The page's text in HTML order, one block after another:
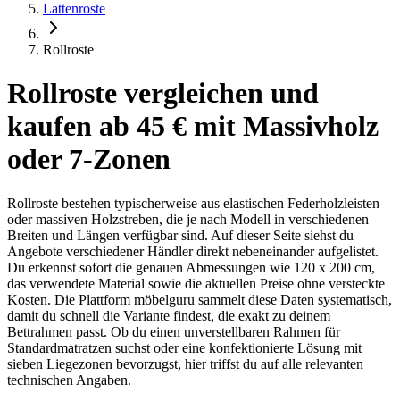
Lattenroste
Rollroste
Rollroste vergleichen und
kaufen ab 45 € mit Massivholz
oder 7-Zonen
Rollroste bestehen typischerweise aus elastischen Federholzleisten
oder massiven Holzstreben, die je nach Modell in verschiedenen
Breiten und Längen verfügbar sind. Auf dieser Seite siehst du
Angebote verschiedener Händler direkt nebeneinander aufgelistet.
Du erkennst sofort die genauen Abmessungen wie 120 x 200 cm,
das verwendete Material sowie die aktuellen Preise ohne versteckte
Kosten. Die Plattform möbelguru sammelt diese Daten systematisch,
damit du schnell die Variante findest, die exakt zu deinem
Bettrahmen passt. Ob du einen unverstellbaren Rahmen für
Standardmatratzen suchst oder eine konfektionierte Lösung mit
sieben Liegezonen bevorzugst, hier triffst du auf alle relevanten
technischen Angaben.